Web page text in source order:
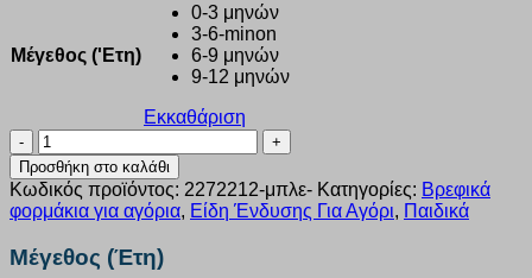
Μέγεθος ('Ετη)
0-3 μηνών
3-6-minon
6-9 μηνών
9-12 μηνών
Εκκαθάριση
Φορμάκι
Bebe
αγόρι
Dreams
“Super
Hero”
μπλε
Προσθήκη στο καλάθι
Κωδικός προϊόντος: 2272212-μπλε- Κατηγορίες: Βρεφικά
φορμάκια για αγόρια, Είδη Ένδυσης Για Αγόρι, Παιδικά
Μέγεθος (Έτη)